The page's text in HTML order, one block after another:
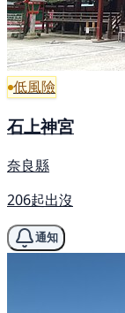
低風險
石上神宮
奈良縣
206起出沒
通知